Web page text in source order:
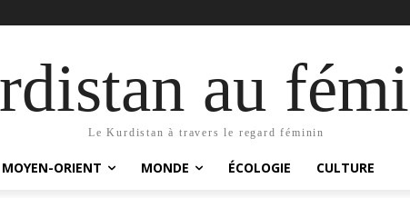
au
Le Kurdistan à travers le regard féminin
MOYEN-ORIENT MONDE ÉCOLOGIE CULTURE